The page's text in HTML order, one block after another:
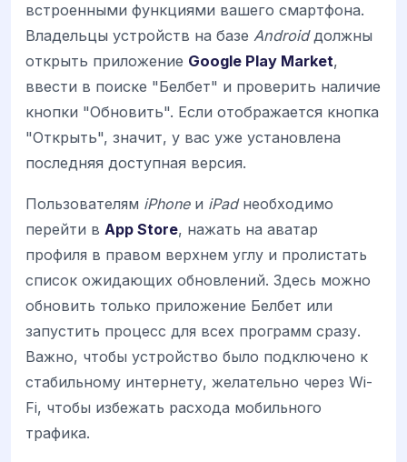
встроенными функциями вашего смартфона.
Владельцы устройств на базе Androidдолжны
открыть приложение Google Play Market,
ввести в поиске "Белбет" и проверить наличие
кнопки "Обновить". Если отображается кнопка
"Открыть", значит, у вас уже установлена
последняя доступная версия.
Пользователям iPhoneи iPadнеобходимо
перейти в App Store, нажать на аватар
профиля в правом верхнем углу и пролистать
список ожидающих обновлений. Здесь можно
обновить только приложение Белбет или
запустить процесс для всех программ сразу.
Важно, чтобы устройство было подключено к
стабильному интернету, желательно через Wi-
Fi, чтобы избежать расхода мобильного
трафика.